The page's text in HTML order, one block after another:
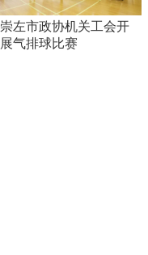
崇左市政协机关工会开
展气排球比赛